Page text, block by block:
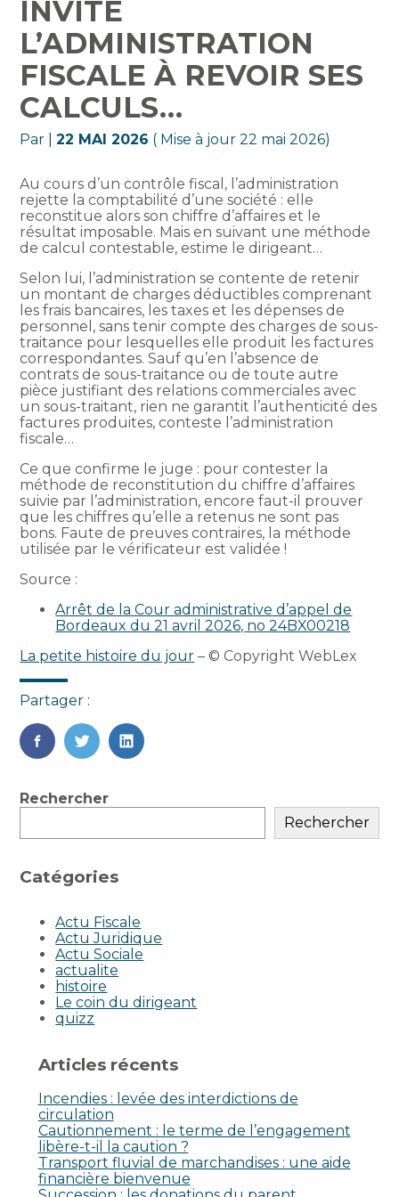
INVITE
L’ADMINISTRATION
FISCALE À REVOIR SES
CALCULS…
Par |22 MAI 2026 ( Mise à jour 22 mai 2026)
Au cours d’un contrôle fiscal, l’administration
rejette la comptabilité d’une société : elle
reconstitue alors son chiffre d’affaires et le
résultat imposable. Mais en suivant une méthode
de calcul contestable, estime le dirigeant…
Selon lui, l’administration se contente de retenir
un montant de charges déductibles comprenant
les frais bancaires, les taxes et les dépenses de
personnel, sans tenir compte des charges de sous-
traitance pour lesquelles elle produit les factures
correspondantes. Sauf qu’en l’absence de
contrats de sous-traitance ou de toute autre
pièce justifiant des relations commerciales avec
un sous-traitant, rien ne garantit l’authenticité des
factures produites, conteste l’administration
fiscale…
Ce que confirme le juge : pour contester la
méthode de reconstitution du chiffre d’affaires
suivie par l’administration, encore faut-il prouver
que les chiffres qu’elle a retenus ne sont pas
bons. Faute de preuves contraires, la méthode
utilisée par le vérificateur est validée !
Source :
Arrêt de la Cour administrative d’appel de
Bordeaux du 21 avril 2026, no 24BX00218
La petite histoire du jour – © Copyright WebLex
Partager :
FaceBook
TwitterLinkedIn
Blog
Rechercher
Rechercher
Catégories
Actu Fiscale
Actu Juridique
Actu Sociale
actualite
histoire
Le coin du dirigeant
quizz
Articles récents
Incendies : levée des interdictions de
circulation
Cautionnement : le terme de l’engagement
libère-t-il la caution ?
Transport fluvial de marchandises : une aide
financière bienvenue